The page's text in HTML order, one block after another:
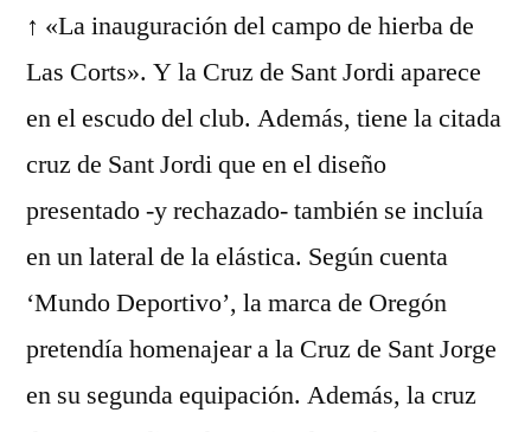
↑ «La inauguración del campo de hierba de
Las Corts». Y la Cruz de Sant Jordi aparece
en el escudo del club. Además, tiene la citada
cruz de Sant Jordi que en el diseño
presentado -y rechazado- también se incluía
en un lateral de la elástica. Según cuenta
‘Mundo Deportivo’, la marca de Oregón
pretendía homenajear a la Cruz de Sant Jorge
en su segunda equipación. Además, la cruz